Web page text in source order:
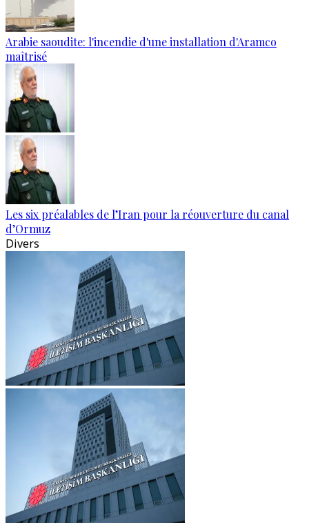
Arabie saoudite: l'incendie d'une installation d'Aramco
maîtrisé
Les six préalables de l’Iran pour la réouverture du canal
d’Ormuz
Divers